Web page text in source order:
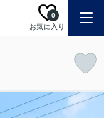
お気に入り
0